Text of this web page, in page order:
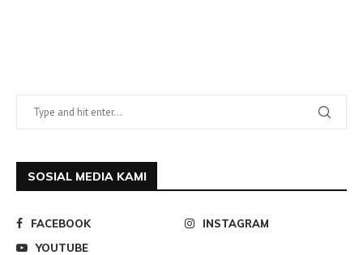
SOSIAL MEDIA KAMI
FACEBOOK
INSTAGRAM
YOUTUBE